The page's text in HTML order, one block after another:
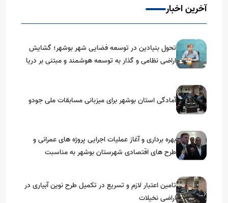
آخرین اخبار
تحول بنیادین در توسعه فضایی شهر بوشهر؛ گشایش
اراضی نظامی و گذار به توسعه هوشمند و مبتنی بر دریا
آمادگی استان بوشهر برای میزبانی مسابقات ملی جودو
بهره برداری و آغاز عملیات اجرایی پروژه های عمرانی و
طرح های اقتصادی شهرستان بوشهر به مناسبت
تامین اعتبار لازم و تسریع در تکمیل طرح نوین آبیاری در
اراضی نخیلات